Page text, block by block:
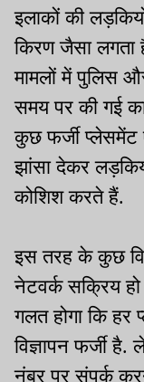
इलाकों की
किरण जैसा
मामलों में पुलिस
समय पर की गई
कुछ फर्जी प्लेसमेंट
झांसा देकर
कोशिश करते हैं.
इस तरह के कुछ
नेटवर्क सक्रिय
गलत होगा कि हर
विज्ञापन फर्जी
नंबर पर संपर्क